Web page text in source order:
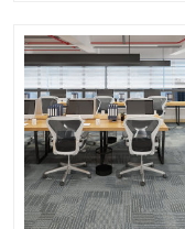
Warm Comfort 6''x36''
4.0/0.3 HIF 9056